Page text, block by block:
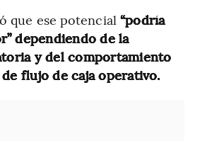
que ese potencial “podría
dependiendo de la
y del comportamiento
flujo de caja operativo.